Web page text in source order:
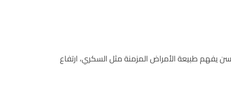
يفهم طبيعة الأمراض المزمنة مثل السكري، ارتفاع